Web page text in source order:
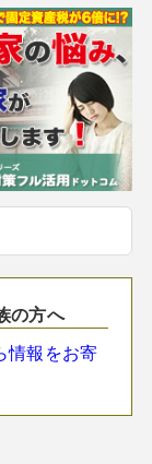
の方へ
情報をお寄